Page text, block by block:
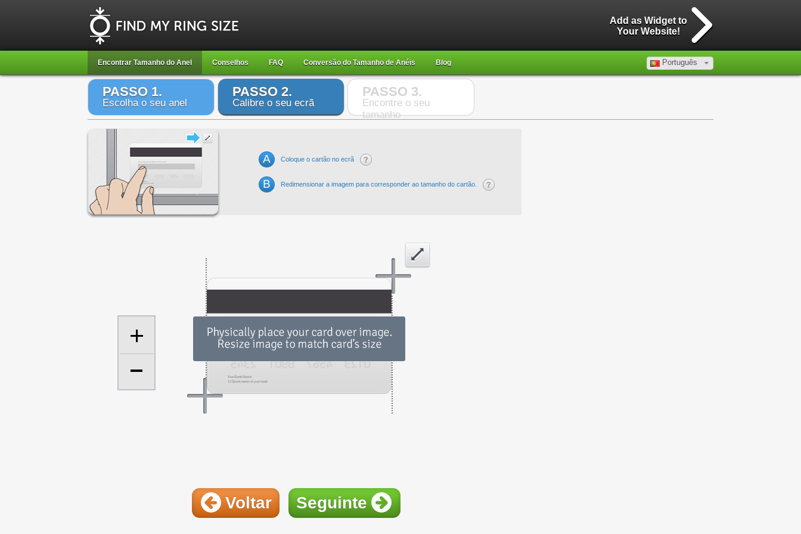
Add as Widget to
Your Website!
Encontrar Tamanho do Anel Conselhos FAQ Conversão do Tamanho de Anéis Blog Português
PASSO 1.
Escolha o seu anel
PASSO 2.
Calibre o seu ecrã
PASSO 3.
Encontre o seu
tamanho
A Coloque o cartão no ecrã
B Redimensionar a imagem para corresponder ao tamanho do cartão.
+
Voltar Seguinte